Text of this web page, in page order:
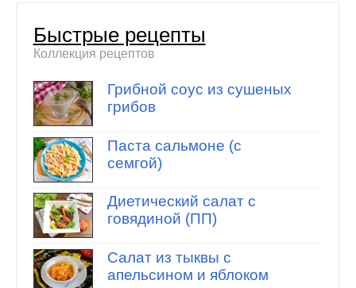
Быстрые рецепты
Коллекция рецептов
Грибной соус из сушеных
грибов
Паста сальмоне (с
семгой)
Диетический салат с
говядиной (ПП)
Салат из тыквы с
апельсином и яблоком